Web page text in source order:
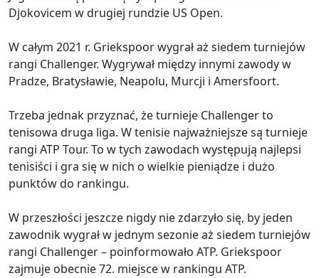
Djokovicem w drugiej rundzie US Open.
W całym 2021 r. Griekspoor wygrał aż siedem turniejów
rangi Challenger. Wygrywał między innymi zawody w
Pradze, Bratysławie, Neapolu, Murcji i Amersfoort.
Trzeba jednak przyznać, że turnieje Challenger to
tenisowa druga liga. W tenisie najważniejsze są turnieje
rangi ATP Tour. To w tych zawodach występują najlepsi
tenisiści i gra się w nich o wielkie pieniądze i dużo
punktów do rankingu.
W przeszłości jeszcze nigdy nie zdarzyło się, by jeden
zawodnik wygrał w jednym sezonie aż siedem turniejów
rangi Challenger – poinformowało ATP. Griekspoor
zajmuje obecnie 72. miejsce w rankingu ATP.